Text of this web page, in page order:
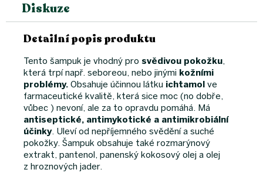
Diskuze
Detailní popis produktu
Tento šampuk je vhodný pro svědivou pokožku,
která trpí např. seboreou, nebo jinými kožními
problémy. Obsahuje účinnou látku ichtamol ve
farmaceutické kvalitě, která sice moc (no dobře,
vůbec ) nevoní, ale za to opravdu pomáhá. Má
antiseptické, antimykotické a antimikrobiální
účinky. Uleví od nepříjemného svědění a suché
pokožky. Šampuk obsahuje také rozmarýnový
extrakt, pantenol, panenský kokosový olej a olej
z hroznových jader.